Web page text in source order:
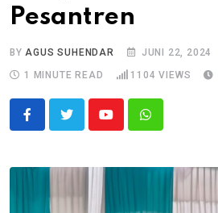
Pesantren
BYAGUS SUHENDAR JUNI 22, 2024
1 MINUTE READ
1104 VIEWS
YoutubeWhatsapp